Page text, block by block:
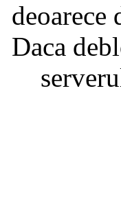
deoarece
Daca